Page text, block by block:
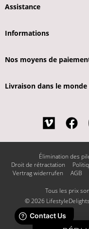
Assistance
Informations
Nos moyens de
Livraison dans le
Élimination des
Droit de rétractation
Vertrag widerrufen
AGB
Tous les prix
© 2026